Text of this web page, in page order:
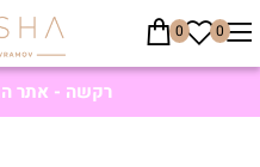
רקשה - אתר
0
0